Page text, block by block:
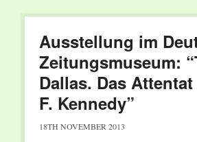
Ausstellung im
Zeitungsmuseum:
Dallas. Das
F. Kennedy”
18TH NOVEMBER 2013